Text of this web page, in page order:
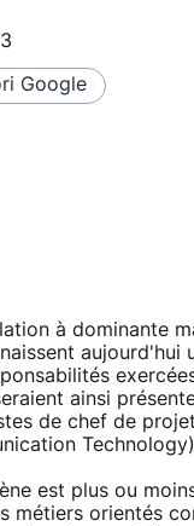
Google
à dominante
ainsi
de chef de
est plus ou
métiers orientés